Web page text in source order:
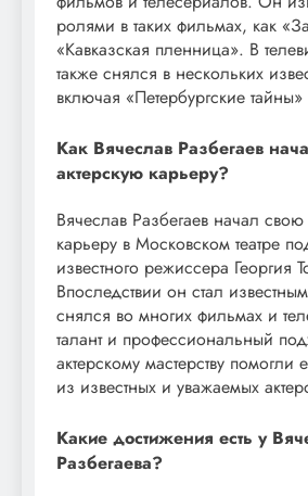
ролями в таких фильмах, как
«Кавказская пленница». В
также снялся в нескольких
включая «Петербургские
Как Вячеслав Разбегаев
актерскую карьеру?
Вячеслав Разбегаев начал свою
карьеру в Московском театре
известного режиссера Георгия
Впоследствии он стал
снялся во многих фильмах и
талант и профессиональный
актерскому мастерству помогли
из известных и уважаемых
Какие достижения есть у
Разбегаева?